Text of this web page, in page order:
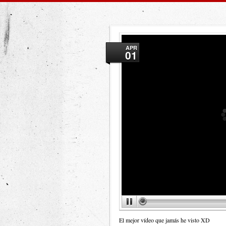
APR
01
El mejor vídeo que jamás he visto XD